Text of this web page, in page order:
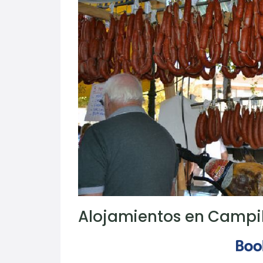
Alojamientos en